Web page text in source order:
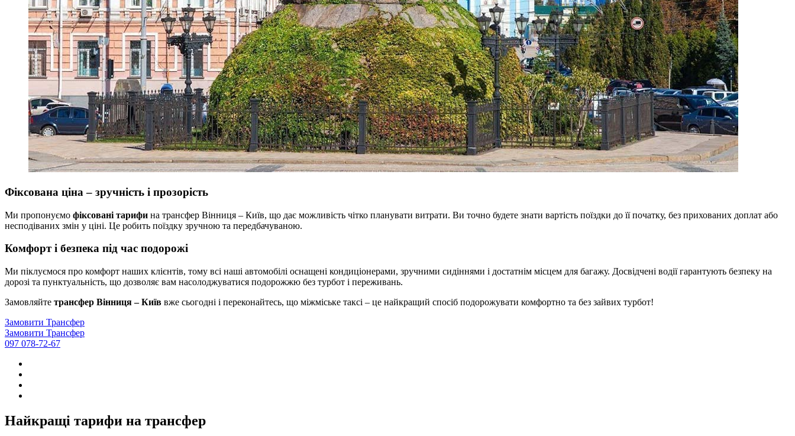
Фіксована ціна – зручність і прозорість
Ми пропонуємо фіксовані тарифи на трансфер Вінниця – Київ, що дає можливість чітко планувати витрати. Ви точно будете знати вартість поїздки до її початку, без прихованих доплат або
несподіваних змін у ціні. Це робить поїздку зручною та передбачуваною.
Комфорт і безпека під час подорожі
Ми піклуємося про комфорт наших клієнтів, тому всі наші автомобілі оснащені кондиціонерами, зручними сидіннями і достатнім місцем для багажу. Досвідчені водії гарантують безпеку на
дорозі та пунктуальність, що дозволяє вам насолоджуватися подорожжю без турбот і переживань.
Замовляйте трансфер Вінниця – Київ вже сьогодні і переконайтесь, що міжміське таксі – це найкращий спосіб подорожувати комфортно та без зайвих турбот!
Замовити Трансфер
Замовити Трансфер
097 078-72-67
Найкращі тарифи на трансфер